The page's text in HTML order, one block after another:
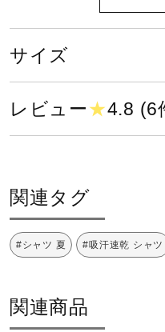
その他
サポート
直営店一覧
取扱店一覧
62：チャイニーズレッド
72：ホワイト×サーフブルー
中国製、ベトナム製、日本
発売シーズン
09）14）18）2023年春夏
サイズ
レビュー★4.8 (6
関連タグ
#シャツ 夏 #吸汗速乾 シャツ
関連商品